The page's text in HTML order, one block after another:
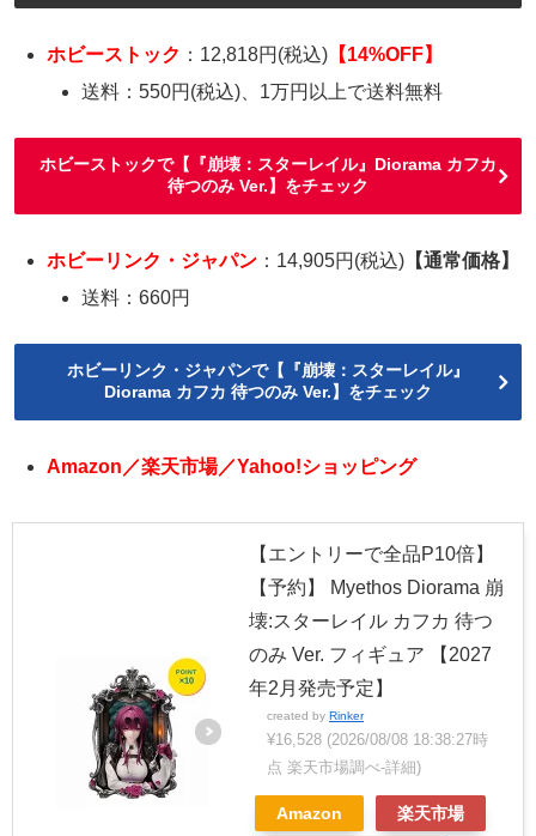
ホビーストック ：12,818円(税込) 【14%OFF】
送料：550円(税込)、1万円以上で送料無料
ホビーストックで【『崩壊：スターレイル』Diorama カフカ
待つのみ Ver.】をチェック
ホビーリンク・ジャパン ：14,905円(税込) 【通常価格】
送料：660円
ホビーリンク・ジャパンで【『崩壊：スターレイル』
Diorama カフカ 待つのみ Ver.】をチェック
Amazon／楽天市場／Yahoo!ショッピング
【エントリーで全品P10倍】
【予約】 Myethos Diorama 崩
壊:スターレイル カフカ 待つ
のみ Ver. フィギュア 【2027
年2月発売予定】
created by Rinker
¥16,528 (2026/08/08 18:38:27時
点 楽天市場調べ-詳細)
Amazon 楽天市場